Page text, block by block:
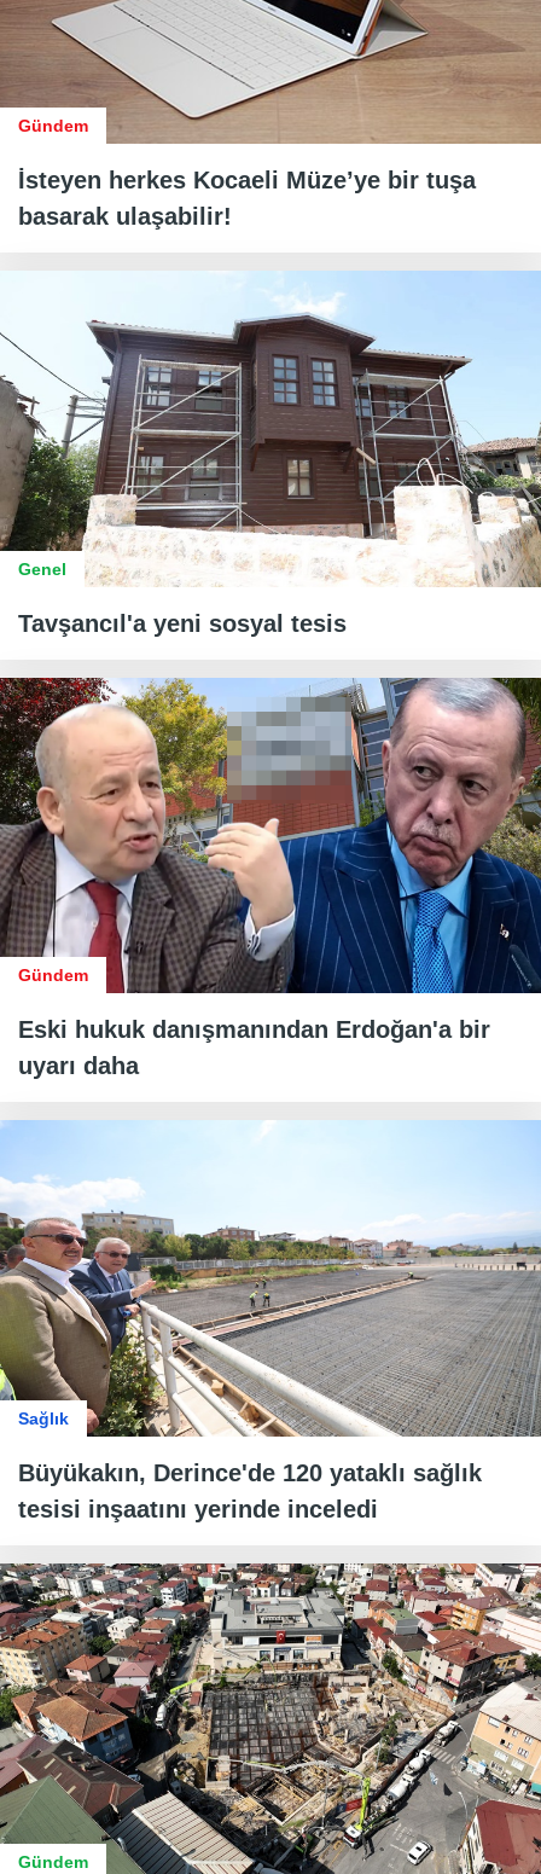
Gündem
İsteyen herkes Kocaeli Müze’ye bir tuşa
basarak ulaşabilir!
Genel
Tavşancıl'a yeni sosyal tesis
Gündem
Eski hukuk danışmanından Erdoğan'a bir
uyarı daha
Sağlık
Büyükakın, Derince'de 120 yataklı sağlık
tesisi inşaatını yerinde inceledi
Gündem